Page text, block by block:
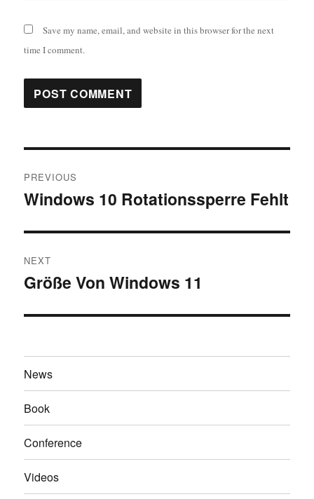
Save my name, email, and website in this browser for the next
time I comment.
navigation
PREVIOUS
Previous
Windows 10 Rotationssperre Fehlt
NEXT
Next
Größe Von Windows 11
News
Book
Conference
Videos